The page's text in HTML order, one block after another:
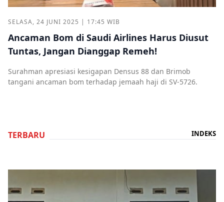
SELASA, 24 JUNI 2025 | 17:45 WIB
Ancaman Bom di Saudi Airlines Harus Diusut
Tuntas, Jangan Dianggap Remeh!
Surahman apresiasi kesigapan Densus 88 dan Brimob
tangani ancaman bom terhadap jemaah haji di SV-5726.
TERBARU INDEKS